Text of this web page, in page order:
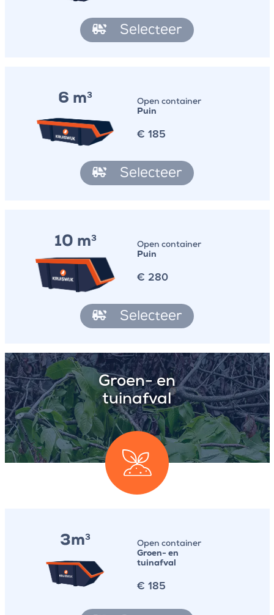
Selecteer
6 m3
Open container
Puin
€ 185
Selecteer
10 m3
Open container
Puin
€ 280
Selecteer
Groen- en
tuinafval
3m3
Open container
Groen- en
tuinafval
€ 185